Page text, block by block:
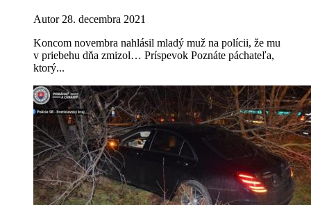
Autor 28. decembra 2021
Koncom novembra nahlásil mladý muž na polícii, že mu
v priebehu dňa zmizol… Príspevok Poznáte páchateľa,
ktorý...